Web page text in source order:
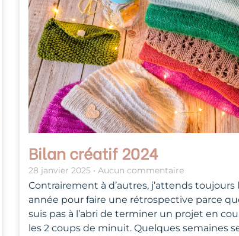
Bilan créatif 2024
28 janvier 2025 Aucun commentaire
Contrairement à d’autres, j’attends toujours
année pour faire une rétrospective parce
suis pas à l’abri de terminer un projet en
les 2 coups de minuit. Quelques semaines